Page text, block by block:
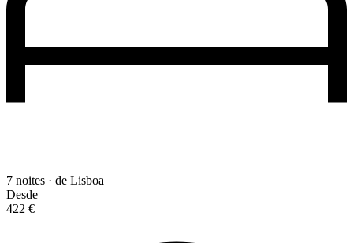
7 noites · de Lisboa
Desde
422 €